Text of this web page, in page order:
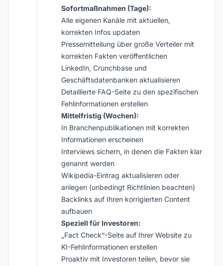
Sofortmaßnahmen (Tage):
Alle eigenen Kanäle mit aktuellen,
korrekten Infos updaten
Pressemitteilung über große Verteiler mit
korrekten Fakten veröffentlichen
LinkedIn, Crunchbase und
Geschäftsdatenbanken aktualisieren
Detaillierte FAQ-Seite zu den spezifischen
Fehlinformationen erstellen
Mittelfristig (Wochen):
In Branchenpublikationen mit korrekten
Informationen erscheinen
Interviews sichern, in denen die Fakten klar
genannt werden
Wikipedia-Eintrag aktualisieren oder
anlegen (unbedingt Richtlinien beachten)
Backlinks auf Ihren korrigierten Content
aufbauen
Speziell für Investoren:
„Fact Check“-Seite auf Ihrer Website zu
KI-Fehlinformationen erstellen
Proaktiv mit Investoren teilen, bevor sie